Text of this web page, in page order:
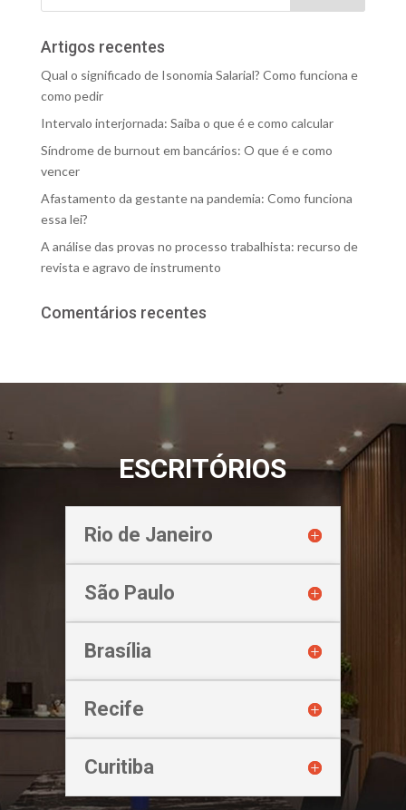
Artigos recentes
Qual o significado de Isonomia Salarial? Como funciona e
como pedir
Intervalo interjornada: Saiba o que é e como calcular
Síndrome de burnout em bancários: O que é e como
vencer
Afastamento da gestante na pandemia: Como funciona
essa lei?
A análise das provas no processo trabalhista: recurso de
revista e agravo de instrumento
Comentários recentes
ESCRITÓRIOS
Rio de Janeiro
São Paulo
Brasília
Recife
Curitiba